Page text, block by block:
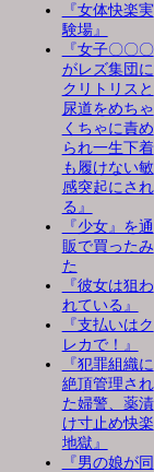
『女体快楽実
験場』
『女子〇〇〇
がレズ集団に
クリトリスと
尿道をめちゃ
くちゃに責め
られ一生下着
も履けない敏
感突起にされ
る』
『少女』を通
販で買ったみ
た
『彼女は狙わ
れている』
『支払いはク
レカで！』
『犯罪組織に
絶頂管理され
た婦警、薬漬
け寸止め快楽
地獄』
『男の娘が同